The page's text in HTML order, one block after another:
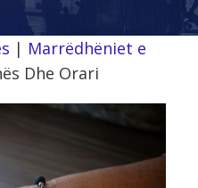
| Marrëdhëniet e
Dhe Orari